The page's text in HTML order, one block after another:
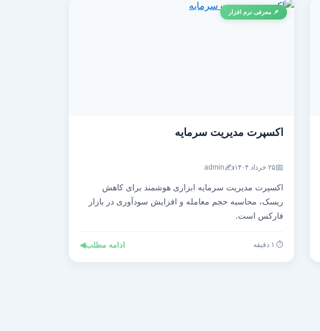
📌 معرفی نرم افزار
اکسپرت مدیریت سرمایه
📅۲۵ خرداد ۱۴۰۴ ✍️
admin
اکسپرت مدیریت سرمایه ابزاری هوشمند برای کاهش
ریسک، محاسبه حجم معامله و افزایش سودآوری در بازار
فارکس است.
⏱️ ۱ دقیقه ادامه مطلب◀